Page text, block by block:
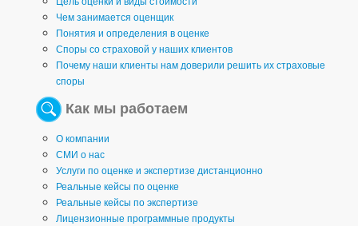
Чем занимается оценщик
Понятия и определения в оценке
Споры со страховой у наших клиентов
Почему наши клиенты нам доверили решить их страховые
споры
Как мы работаем
О компании
СМИ о нас
Услуги по оценке и экспертизе дистанционно
Реальные кейсы по оценке
Реальные кейсы по экспертизе
Лицензионные программные продукты